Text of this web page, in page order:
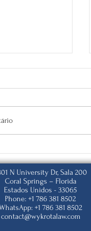
N University Dr, Sala 200
Coral Springs – Florida
Estados Unidos - 33065
Phone: +1 786 381 8502
+1 786 381 8502
contact@wykrotalaw.com